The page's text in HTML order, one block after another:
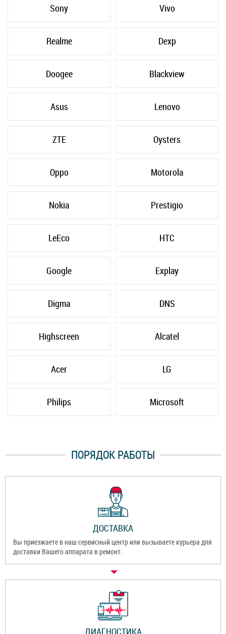
Sony Vivo
Realme Dexp
Doogee Blackview
Asus Lenovo
ZTE Oysters
Oppo Motorola
Nokia Prestigio
LeEco HTC
Google Explay
Digma DNS
Highscreen Alcatel
Acer LG
Philips Microsoft
ПОРЯДОК РАБОТЫ
ДОСТАВКА
Вы приезжаете в наш сервисный центр или вызываете курьера для
доставки Вашего аппарата в ремонт.
ДИАГНОСТИКА